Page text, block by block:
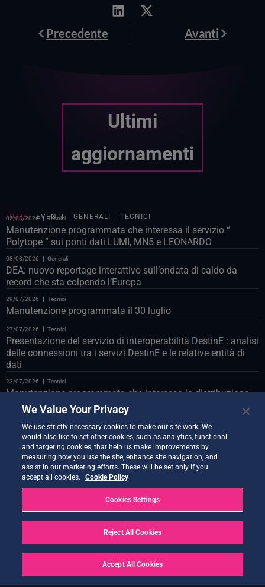
PrevPrecedente AvantiAvanti
Ultimi
aggiornamenti
EVENTI GENERALI TECNICI
TUTTI
05/08/2026 Tecnici
Manutenzione programmata che interessa il servizio “
Polytope ” sui ponti dati LUMI, MN5 e LEONARDO
08/03/2026 Generali
DEA: nuovo reportage interattivo sull’ondata di caldo da
record che sta colpendo l’Europa
29/07/2026 Tecnici
Manutenzione programmata il 30 luglio
27/07/2026 Tecnici
Presentazione del servizio di interoperabilità DestinE : analisi
delle connessioni tra i servizi DestinE e le relative entità di
dati
23/07/2026 Tecnici
Manutenzione programmata che interessa la distribuzione
Polytope sul databridge LUMI
Manutenzione programmata del portale web il 24 luglio
Tecnici
Vi presentiamo il Co-Design Assistant Demonstrator
21/07/2026 Tecnici
Nuova versione di Quantum Service ora disponibile
20/07/2026 Tecnici
Earth Data Hub di Earth Data Hub il 21 luglio
RISOLTO – Interruzioni del servizio a seguito di OVH Cloud
We Value Your Privacy
We use strictly necessary cookies to make our site work. We
would also like to set other cookies, such as analytics, functional
and targeting cookies, that help us make improvements by
measuring how you use the site, enhance site navigation, and
assist in our marketing efforts. These will be set only if you
accept all cookies.
Cookie Policy
Cookies Settings
Reject All Cookies
Accept All Cookies